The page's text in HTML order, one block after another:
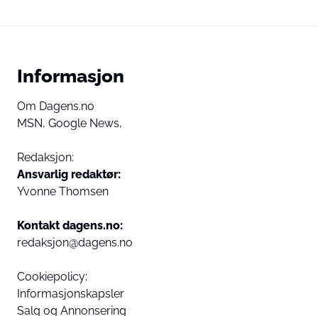
Informasjon
Om Dagens.no
MSN, Google News,
Redaksjon:
Ansvarlig redaktør:
Yvonne Thomsen
Kontakt dagens.no:
redaksjon@dagens.no
Cookiepolicy:
Informasjonskapsler
Salg og Annonsering